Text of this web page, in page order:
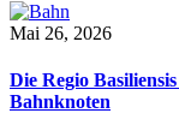
Mai 26, 2026
Die Regio
Bahnknoten